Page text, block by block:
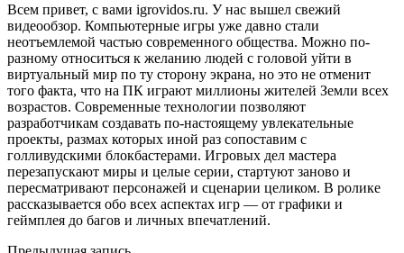
Всем привет, с вами igrovidos.ru. У нас вышел свежий
видеообзор. Компьютерные игры уже давно стали
неотъемлемой частью современного общества. Можно по-
разному относиться к желанию людей с головой уйти в
виртуальный мир по ту сторону экрана, но это не отменит
того факта, что на ПК играют миллионы жителей Земли всех
возрастов. Современные технологии позволяют
разработчикам создавать по-настоящему увлекательные
проекты, размах которых иной раз сопоставим с
голливудскими блокбастерами. Игровых дел мастера
перезапускают миры и целые серии, стартуют заново и
пересматривают персонажей и сценарии целиком. В ролике
рассказывается обо всех аспектах игр — от графики и
геймплея до багов и личных впечатлений.